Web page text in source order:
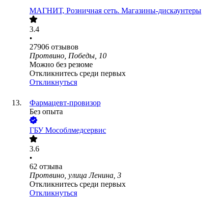
МАГНИТ, Розничная сеть. Магазины-дискаунтеры
3.4
•
27906 отзывов
Протвино, Победы, 10
Можно без резюме
Откликнитесь среди первых
Откликнуться
Фармацевт-провизор
Без опыта
ГБУ Мособлмедсервис
3.6
•
62 отзыва
Протвино, улица Ленина, 3
Откликнитесь среди первых
Откликнуться